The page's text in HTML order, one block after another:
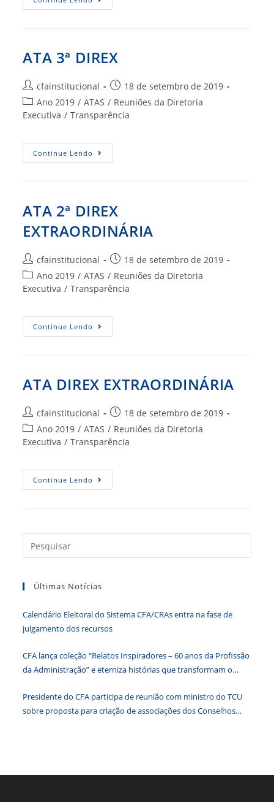
4ª
ATA 3ª DIREX
Autor
do
post:
cfainstitucional
Post
publicado:
18 de setembro de 2019
Categoria
do
Ano 2019 / ATAS / Reuniões da Diretoria
Executiva / Transparência
Continue Lendo ATA
3ª
ATA 2ª DIREX
EXTRAORDINÁRIA
Autor
do
post:
cfainstitucional
Post
publicado:
18 de setembro de 2019
Categoria
do
Ano 2019 / ATAS / Reuniões da Diretoria
Executiva / Transparência
Continue Lendo ATA
2ª
ATA DIREX EXTRAORDINÁRIA
Autor
do
post:
cfainstitucional
Post
publicado:
18 de setembro de 2019
Categoria
do
Ano 2019 / ATAS / Reuniões da Diretoria
Executiva / Transparência
Continue Lendo ATA
DIREX
a
Últimas Notícias
Calendário Eleitoral do Sistema CFA/CRAs entra na fase de
julgamento dos recursos
CFA lança coleção “Relatos Inspiradores – 60 anos da Profissão
da Administração” e eterniza histórias que transformam o
Presidente do CFA participa de reunião com ministro do TCU
sobre proposta para criação de associações dos Conselhos